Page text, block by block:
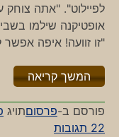
לפיילוט". "אתה
אופטיקנה שילמו
"זו זוועה! איפה
המשך קריאה"%s"
פורסם ב-פרסוםתויג
22 תגובות
על